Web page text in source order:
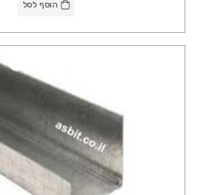
הוסף לסל